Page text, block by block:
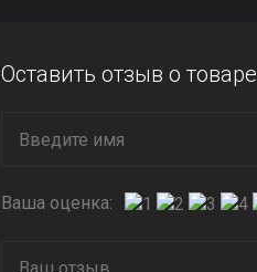
Оставить отзыв о товаре
Ваша оценка: